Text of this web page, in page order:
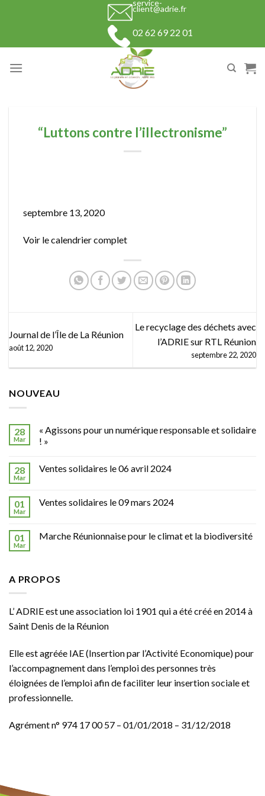
service-
client@adrie.fr
02 62 69 22 01
“Luttons contre l’illectronisme”
contre
septembre 13, 2020
Voir le calendrier complet
Journal de l’Île de La Réunion
août 12, 2020
Le recyclage des déchets avec
l’ADRIE sur RTL Réunion
septembre 22, 2020
NOUVEAU
28
Mar
« Agissons pour un numérique responsable et solidaire
! »
28
Mar
Ventes solidaires le 06 avril 2024
01
Mar
Ventes solidaires le 09 mars 2024
01
Mar
Marche Réunionnaise pour le climat et la biodiversité
A PROPOS
L’ ADRIE est une association loi 1901 qui a été créé en 2014 à
Saint Denis de la Réunion
Elle est agréée IAE(Insertion par l’Activité Economique) pour
l’accompagnement dans l’emploi des personnes très
éloignées de l’emploi afin de faciliter leur insertion sociale et
professionnelle.
Agrément n° 974 17 00 57 – 01/01/2018 – 31/12/2018